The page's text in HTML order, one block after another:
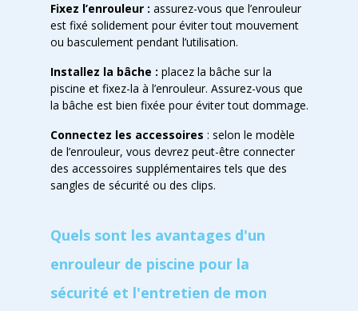
Fixez l’enrouleur : assurez-vous que l’enrouleur
est fixé solidement pour éviter tout mouvement
ou basculement pendant l’utilisation.
Installez la bâche : placez la bâche sur la
piscine et fixez-la à l’enrouleur. Assurez-vous que
la bâche est bien fixée pour éviter tout dommage.
Connectez les accessoires : selon le modèle
de l’enrouleur, vous devrez peut-être connecter
des accessoires supplémentaires tels que des
sangles de sécurité ou des clips.
Quels sont les avantages d'un
enrouleur de piscine pour la
sécurité et l'entretien de mon